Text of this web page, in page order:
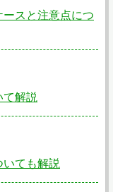
スと注意点につ
て解説
いても解説